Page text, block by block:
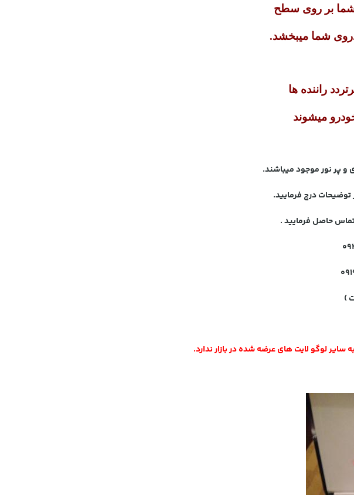
شما بر روی سطح
شما میبخشد.
راننده ها
میشوند
و پر نور موجود میباشند.
درج فرمایید.
تماس حاصل فرمایید .
)